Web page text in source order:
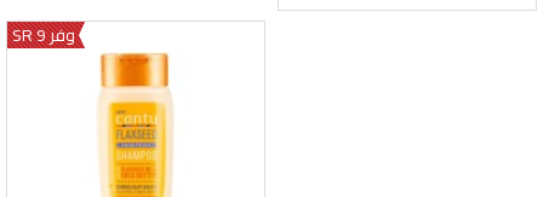
وفر 9 SR